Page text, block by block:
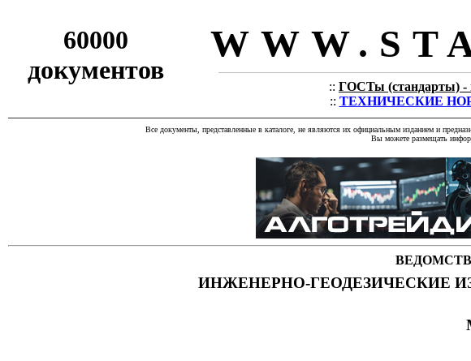
60000
документов
:: ГОСТы (стандарты) -
:: ТЕХНИЧЕСКИЕ
Все документы, представленные в каталоге, не являются их официальным изданием и
Вы можете размещать
ИНЖЕНЕРНО-ГЕОДЕЗИЧЕСКИЕ